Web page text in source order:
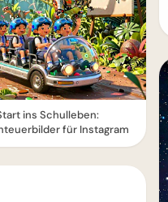
ins Schulleben:
für Instagram